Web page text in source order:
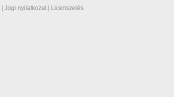
Jogi nyilatkozat Licenszelés